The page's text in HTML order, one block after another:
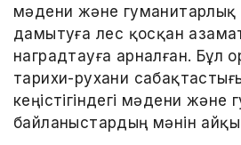
мәдени және гуманитарлық
дамытуға үлес қосқан
наградтауға арналған. Бұл
тарихи-рухани
кеңістігіндегі мәдени және
байланыстардың мәнін